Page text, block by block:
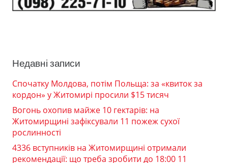
Недавні записи
Спочатку Молдова, потім Польща: за «квиток за
кордон» у Житомирі просили $15 тисяч
Вогонь охопив майже 10 гектарів: на
Житомирщині зафіксували 11 пожеж сухої
рослинності
4336 вступників на Житомирщині отримали
рекомендації: що треба зробити до 18:00 11